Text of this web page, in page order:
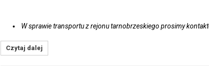
W sprawie transportu z rejonu tarnobrzeskiego prosimy
Czytaj dalej